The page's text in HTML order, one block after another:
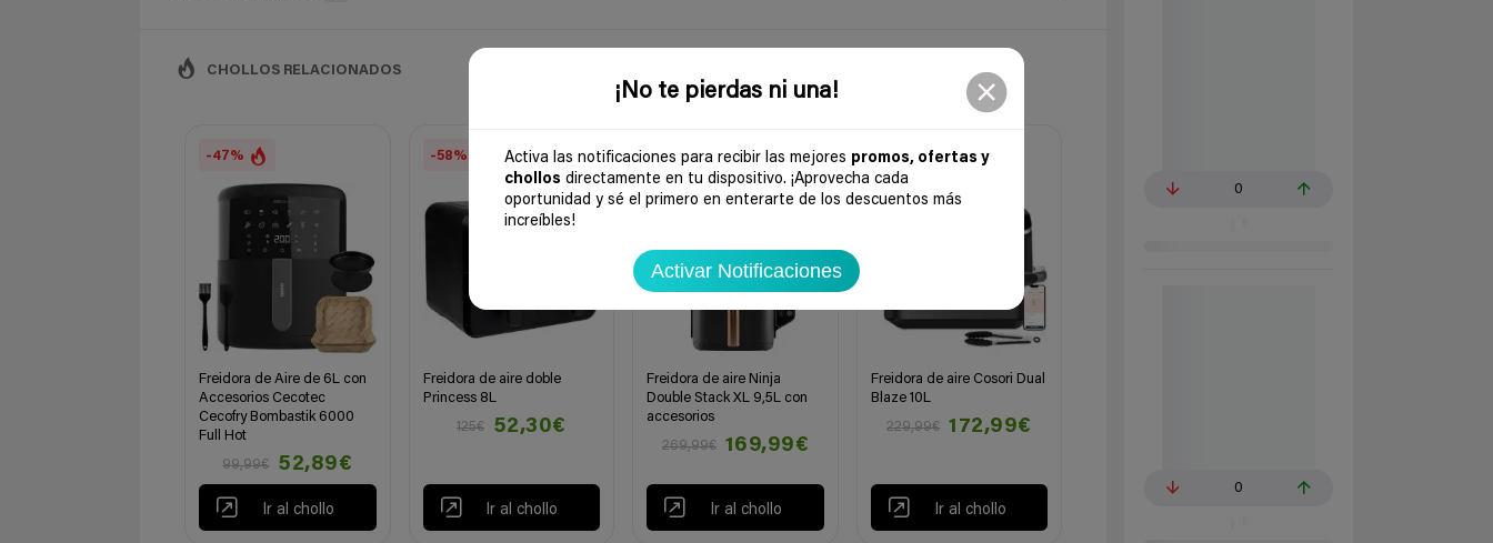
¡No te pierdas ni una!
Activa las notificaciones para recibir las mejores promos, ofertas y
chollos directamente en tu dispositivo. ¡Aprovecha cada
oportunidad y sé el primero en enterarte de los descuentos más
increíbles!
Activar Notificaciones
CHOLLOS RELACIONADOS
-47%
Freidora de Aire de 6L con
Accesorios Cecotec
Cecofry Bombastik 6000
Full Hot
99,99€
52,89€
Ir al chollo
-58%
Freidora de aire doble
Princess 8L
125€
52,30€
Ir al chollo
-37%
Freidora de aire Ninja
Double Stack XL 9,5L con
accesorios
269,99€
169,99€
Ir al chollo
-25%
Freidora de aire Cosori Dual
Blaze 10L
229,99€
172,99€
Ir al chollo
0
0